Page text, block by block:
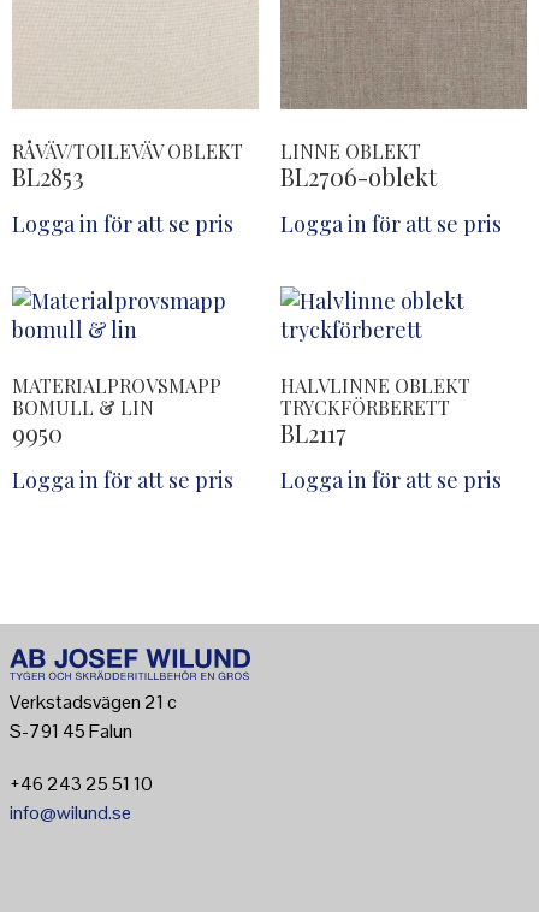
RÅVÄV/TOILEVÄV OBLEKT
BL2853
Logga in för att se pris
LINNE OBLEKT
BL2706-oblekt
Logga in för att se pris
MATERIALPROVSMAPP
BOMULL & LIN
9950
Logga in för att se pris
HALVLINNE OBLEKT
TRYCKFÖRBERETT
BL2117
Logga in för att se pris
Verkstadsvägen 21 c
S-791 45 Falun
+46 243 25 51 10
info@wilund.se